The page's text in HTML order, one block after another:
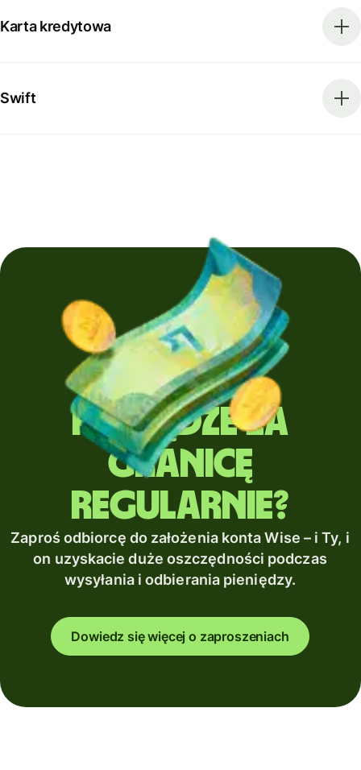
Karta kredytowa
Swift
Wysyłasz
pieniądze za
granicę
regularnie?
Zaproś odbiorcę do założenia konta Wise – i Ty, i
on uzyskacie duże oszczędności podczas
wysyłania i odbierania pieniędzy.
Dowiedz się więcej o zaproszeniach